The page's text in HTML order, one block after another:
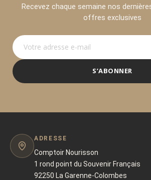
Recevez chaque semaine nos
offres exclusives
S’ABONNER
ADRESSE
Comptoir Nourisson
1 rond point du Souvenir Français
92250 La Garenne-Colombes